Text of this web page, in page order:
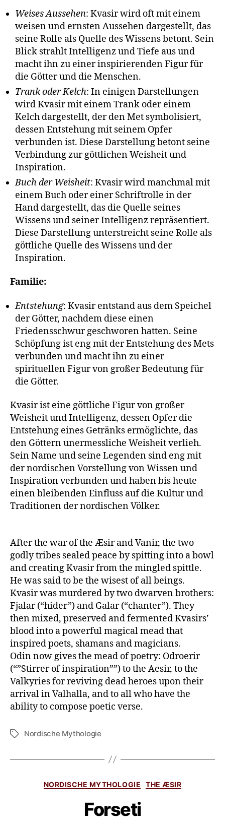
Weises Aussehen: Kvasir wird oft mit einem
weisen und ernsten Aussehen dargestellt, das
seine Rolle als Quelle des Wissens betont. Sein
Blick strahlt Intelligenz und Tiefe aus und
macht ihn zu einer inspirierenden Figur für
die Götter und die Menschen.
Trank oder Kelch: In einigen Darstellungen
wird Kvasir mit einem Trank oder einem
Kelch dargestellt, der den Met symbolisiert,
dessen Entstehung mit seinem Opfer
verbunden ist. Diese Darstellung betont seine
Verbindung zur göttlichen Weisheit und
Inspiration.
Buch der Weisheit: Kvasir wird manchmal mit
einem Buch oder einer Schriftrolle in der
Hand dargestellt, das die Quelle seines
Wissens und seiner Intelligenz repräsentiert.
Diese Darstellung unterstreicht seine Rolle als
göttliche Quelle des Wissens und der
Inspiration.
Familie:
Entstehung: Kvasir entstand aus dem Speichel
der Götter, nachdem diese einen
Friedensschwur geschworen hatten. Seine
Schöpfung ist eng mit der Entstehung des Mets
verbunden und macht ihn zu einer
spirituellen Figur von großer Bedeutung für
die Götter.
Kvasir ist eine göttliche Figur von großer
Weisheit und Intelligenz, dessen Opfer die
Entstehung eines Getränks ermöglichte, das
den Göttern unermessliche Weisheit verlieh.
Sein Name und seine Legenden sind eng mit
der nordischen Vorstellung von Wissen und
Inspiration verbunden und haben bis heute
einen bleibenden Einfluss auf die Kultur und
Traditionen der nordischen Völker.
After the war of the Æsir and Vanir, the two
godly tribes sealed peace by spitting into a bowl
and creating Kvasir from the mingled spittle.
He was said to be the wisest of all beings.
Kvasir was murdered by two dwarven brothers:
Fjalar (“hider”) and Galar (“chanter”). They
then mixed, preserved and fermented Kvasirs’
blood into a powerful magical mead that
inspired poets, shamans and magicians.
Odin now gives the mead of poetry: Odroerir
(“”Stirrer of inspiration””) to the Aesir, to the
Valkyries for reviving dead heroes upon their
arrival in Valhalla, and to all who have the
ability to compose poetic verse.
Nordische Mythologie
NORDISCHE MYTHOLOGIE THE ÆSIR
Forseti